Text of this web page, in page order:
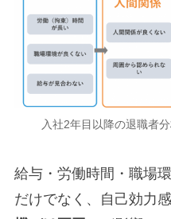
入社2年目以降の退職者
給与・労働時間・職場
だけでなく、自己効力